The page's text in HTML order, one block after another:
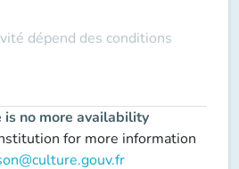
dépend des conditions
no more availability
for more information